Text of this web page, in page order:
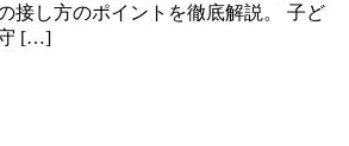
接し方のポイントを徹底解説。 子ど
守 […]